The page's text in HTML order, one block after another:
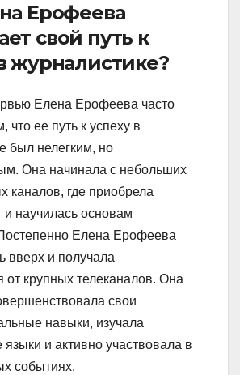
Ерофеева
свой путь к
журналистике?
Елена Ерофеева часто
что ее путь к успеху в
был нелегким, но
Она начинала с небольших
каналов, где приобрела
научилась основам
Елена Ерофеева
вверх и получала
от крупных телеканалов. Она
свои
навыки, изучала
и активно участвовала в
событиях.